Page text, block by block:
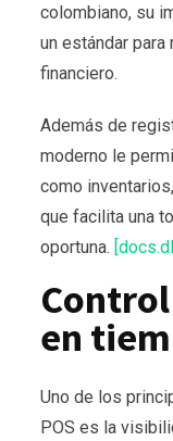
colombiano, su
un estándar
financiero.
Además de
moderno le
como
que facilita una
oportuna.
en
Uno de los
POS es la